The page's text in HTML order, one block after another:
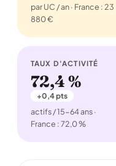
par UC / an · France : 23
880 €
TAUX D'ACTIVITÉ
72,4 %
+0,4 pts
actifs / 15-64 ans ·
France : 72,0 %